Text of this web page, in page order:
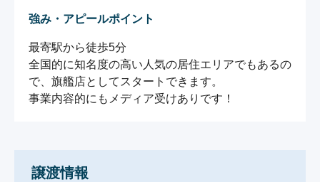
強み・アピールポイント
最寄駅から徒歩5分
全国的に知名度の高い人気の居住エリアでもあるの
で、旗艦店としてスタートできます。
事業内容的にもメディア受けありです！
譲渡情報